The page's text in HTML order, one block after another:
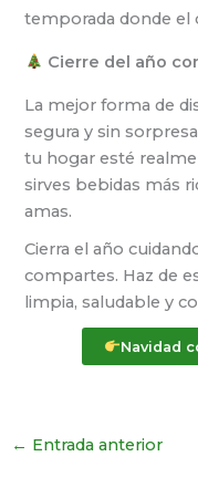
temporada donde el
Cierre del año
La mejor forma de
segura y sin
tu hogar esté
sirves bebidas más
amas.
Cierra el año
compartes. Haz de
limpia, saludable y
Navidad
← Entrada anterior